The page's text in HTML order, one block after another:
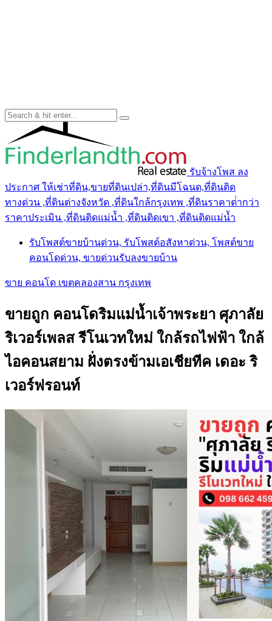
รับจ้างโพส ลง
ประกาศ ให้เช่าที่ดิน,ขายที่ดินเปล่า,ที่ดินมีโฉนด,ที่ดินติด
ทางด่วน ,ที่ดินต่างจังหวัด ,ที่ดินใกล้กรุงเทพ ,ที่ดินราคาต่ํากว่า
ราคาประเมิน ,ที่ดินติดแม่น้ำ ,ที่ดินติดเขา ,ที่ดินติดแม่น้ำ
รับโพสต์ขายบ้านด่วน, รับโพสต์อสังหาด่วน, โพสต์ขาย
คอนโดด่วน, ขายด่วนรับลงขายบ้าน
ขาย คอนโด เขตคลองสาน กรุงเทพ
ขายถูก คอนโดริมแม่น้ำเจ้าพระยา ศุภาลัย
ริเวอร์เพลส รีโนเวทใหม่ ใกล้รถไฟฟ้า ใกล้
ไอคอนสยาม ฝั่งตรงข้ามเอเชียทีค เดอะ ริ
เวอร์ฟรอนท์